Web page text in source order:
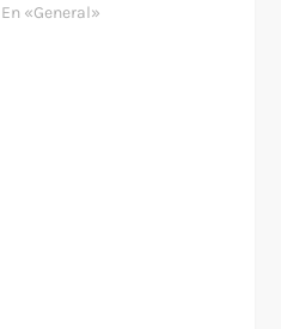
En «General»